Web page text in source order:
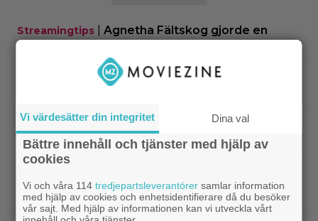
Streamingtips
Agnetha Fältskog gjorde en
sågad långfilm på 80-talet – på tv idag
|SVT Play har precis lagt till 17 nya
TV-tips|På tv ikväll: Har du förträngt Matt
Damons fantasyflopp från 2005?
Neills sista roller
Vi värdesätter din integritet Dina val
Bättre innehåll och tjänster med hjälp av
cookies
Vi och våra 114tredjepartsleverantörer samlar information
med hjälp av cookies och enhetsidentifierare då du besöker
vår sajt. Med hjälp av informationen kan vi utveckla vårt